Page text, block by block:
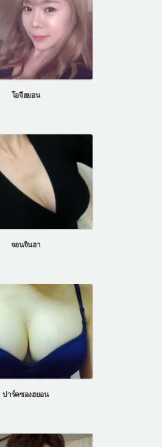
โอจีฮยอน
จอนจินฮา
ปาร์คซองฮยอน